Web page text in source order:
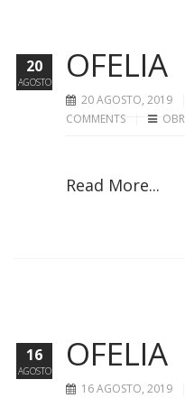
OFELIA
20 AGOSTO, 2019
COMMENTS
Read More...
20
AGOSTO
OFELIA
16 AGOSTO, 2019
16
AGOSTO